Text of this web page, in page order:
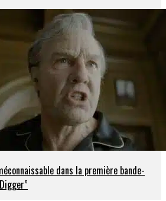
dans la première bande-